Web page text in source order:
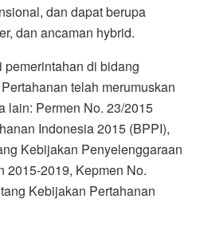
dan dapat berupa
dan ancaman hybrid.
di bidang
telah merumuskan
lain: Permen No. 23/2015
Indonesia 2015 (BPPI),
Kebijakan Penyelenggaraan
2015-2019, Kepmen No.
Kebijakan Pertahanan